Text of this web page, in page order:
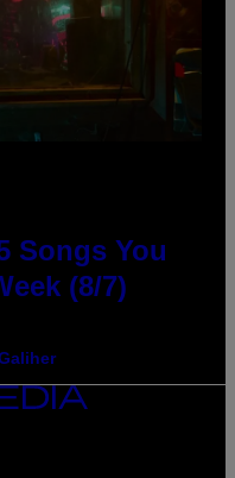
Songs You
(8/7)